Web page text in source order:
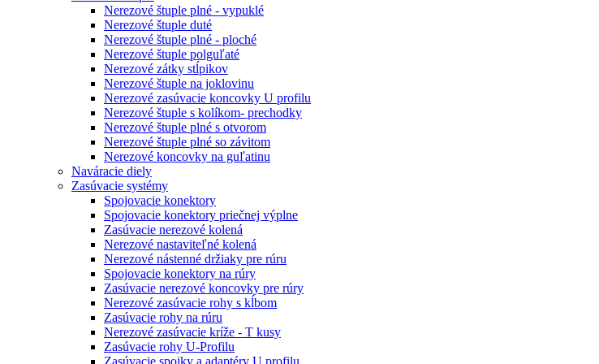
Nerezové štuple plné - vypuklé
Nerezové štuple duté
Nerezové štuple plné - ploché
Nerezové štuple polguľaté
Nerezové zátky stĺpikov
Nerezové štuple na joklovinu
Nerezové zasúvacie koncovky U profilu
Nerezové štuple s kolíkom- prechodky
Nerezové štuple plné s otvorom
Nerezové štuple plné so závitom
Nerezové koncovky na guľatinu
Naváracie diely
Zasúvacie systémy
Spojovacie konektory
Spojovacie konektory priečnej výplne
Zasúvacie nerezové kolená
Nerezové nastaviteľné kolená
Nerezové nástenné držiaky pre rúru
Spojovacie konektory na rúry
Zasúvacie nerezové koncovky pre rúry
Nerezové zasúvacie rohy s kĺbom
Zasúvacie rohy na rúru
Nerezové zasúvacie kríže - T kusy
Zasúvacie rohy U-Profilu
Zasúvacie spojky a adaptéry U profilu